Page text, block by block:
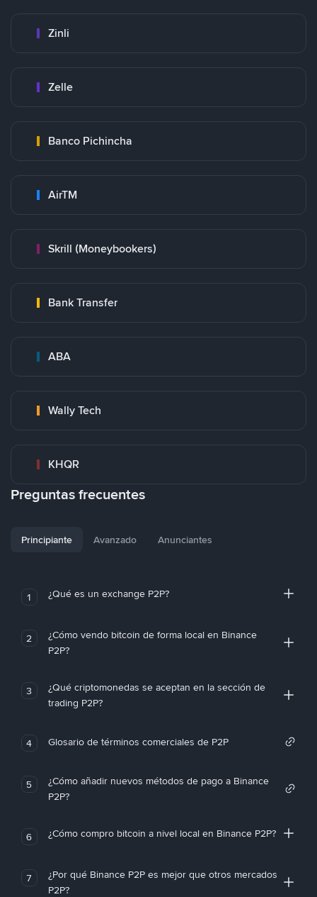
Zinli
Zelle
Banco Pichincha
AirTM
Skrill (Moneybookers)
Bank Transfer
ABA
Wally Tech
KHQR
Preguntas frecuentes
Principiante Avanzado Anunciantes
1 ¿Qué es un exchange P2P?
2
¿Cómo vendo bitcoin de forma local en Binance
P2P?
3
¿Qué criptomonedas se aceptan en la sección de
trading P2P?
4 Glosario de términos comerciales de P2P
5
¿Cómo añadir nuevos métodos de pago a Binance
P2P?
6 ¿Cómo compro bitcoin a nivel local en Binance P2P?
7
¿Por qué Binance P2P es mejor que otros mercados
P2P?